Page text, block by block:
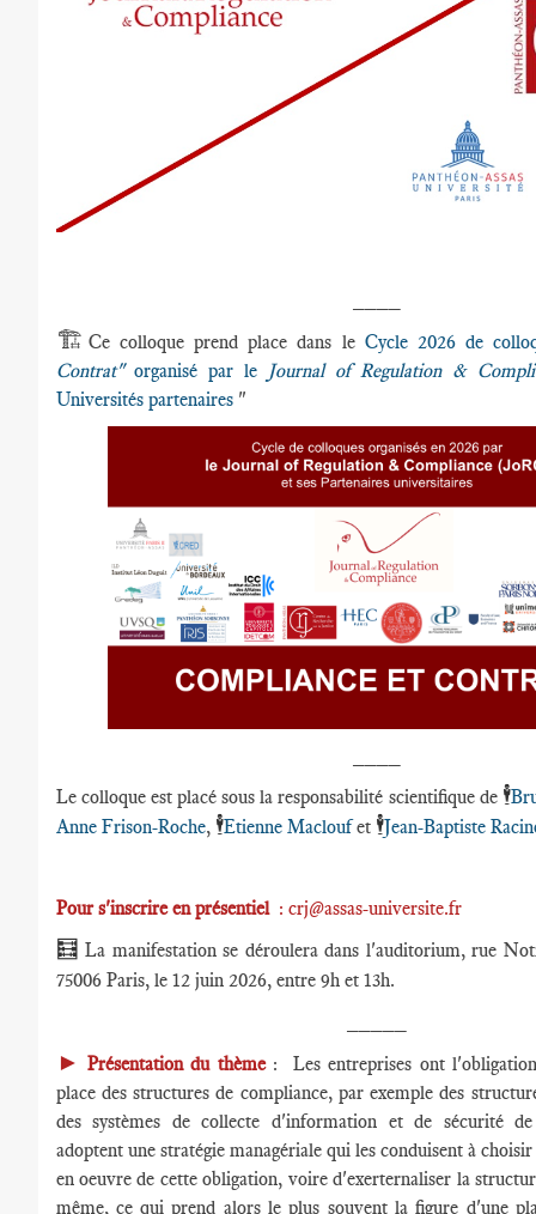
🏗️ Ce colloque prend place dans le Cycle 2026 de
Contrat"organisé par le Journal of Regulation &
Universités partenaires"
Le colloque est placé sous la responsabilité scientifique de 🕴️
Anne Frison-Roche, 🕴️Etienne Macloufet 🕴️Jean-Baptiste
Pour s'inscrire en présentiel : crj@assas-universite.fr
🧮 La manifestation se déroulera dans l'auditorium, rue
75006 Paris, le 12 juin 2026, entre 9h et 13h.
► Présentation du thème : Les entreprises ont
place des structures de compliance, par exemple des
des systèmes de collecte d'information et de sécurité de
adoptent une stratégie managériale qui les conduisent à
en oeuvre de cette obligation, voire d'exerternaliser la
même, ce qui prend alors le plus souvent la figure d'une